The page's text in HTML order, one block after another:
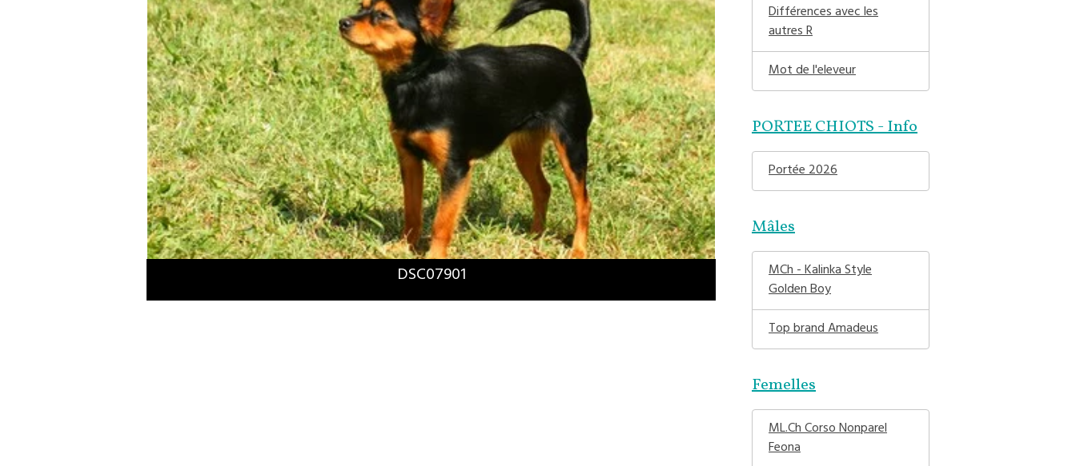
DSC07901
Différences avec les
autres R
Mot de l'eleveur
PORTEE CHIOTS - Info
Portée 2026
Mâles
MCh - Kalinka Style
Golden Boy
Top brand Amadeus
Femelles
ML.Ch Corso Nonparel
Feona